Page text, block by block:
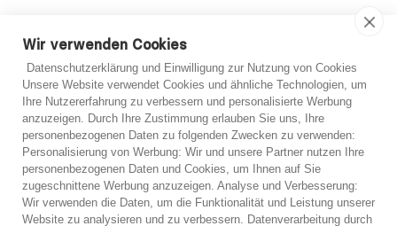
Du bist dir nicht sicher?
Wenn Sie sich unsicher sind, können Sie sich
kostenlos von einem unserer Experten telefonisch
support@abo-hilfe.de
© 2021 abo-hilfe.de
*Hinweis: abo-hilfe.de dient als informative Website. Der
Verbraucher erhält Informationen und Tipps und Tricks rund um
das Thema Verbraucherschutz. Die Informationsweitergabe an
Wir verwenden Cookies
Datenschutzerklärung und Einwilligung zur Nutzung von Cookies
Unsere Website verwendet Cookies und ähnliche Technologien, um
Ihre Nutzererfahrung zu verbessern und personalisierte Werbung
anzuzeigen. Durch Ihre Zustimmung erlauben Sie uns, Ihre
personenbezogenen Daten zu folgenden Zwecken zu verwenden:
Personalisierung von Werbung: Wir und unsere Partner nutzen Ihre
personenbezogenen Daten und Cookies, um Ihnen auf Sie
zugeschnittene Werbung anzuzeigen. Analyse und Verbesserung:
Wir verwenden die Daten, um die Funktionalität und Leistung unserer
Website zu analysieren und zu verbessern. Datenverarbeitung durch